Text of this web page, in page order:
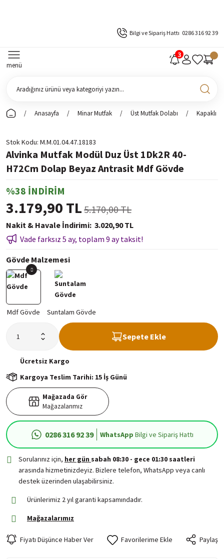
Bilgi ve Sipariş Hattı 0286 316 92 39
menü
Anasayfa Minar Mutfak Üst Mutfak Dolabı Kapaklı
Stok Kodu M.M.01.04.47.18183
Alvinka Mutfak Modül Duz Üst 1Dk2R 40-
H72Cm Dolap Beyaz Antrasit Mdf Gövde
%38 İNDİRİM
3.179,90 TL 5.170,00 TL
Nakit & Havale İndirimi 3.020,90 TL
Vade farksız 5 ay, toplam 9 ay taksit!
Gövde Malzemesi
Sepete Ekle
Ücretsiz Kargo
Kargoya Teslim Tarihi: 15 İş Günü
Mağazada Gör
Mağazalarımız
0286 316 92 39 WhatsApp Bilgi ve Sipariş Hattı
Sorularınız için, her gün sabah 08:30 - gece 01:30 saatleri
arasında hizmetinizdeyiz. Bizlere telefon, WhatsApp veya canlı
destek üzerinden ulaşabilirsiniz.
Ürünlerimiz 2 yıl garanti kapsamındadır.
Mağazalarımız
Fiyatı Düşünce Haber Ver Paylaş